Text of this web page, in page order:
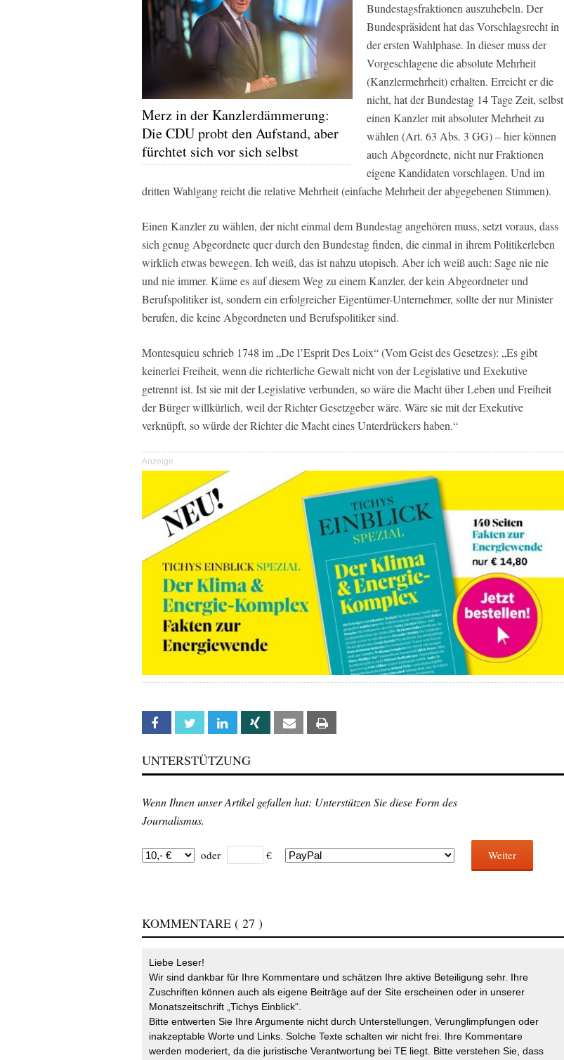
Merz in der Kanzlerdämmerung:
Die CDU probt den Aufstand, aber
fürchtet sich vor sich selbst
Bundestagsfraktionen auszuhebeln. Der
Bundespräsident hat das Vorschlagsrecht in
der ersten Wahlphase. In dieser muss der
Vorgeschlagene die absolute Mehrheit
(Kanzlermehrheit) erhalten. Erreicht er die
nicht, hat der Bundestag 14 Tage Zeit, selbst
einen Kanzler mit absoluter Mehrheit zu
wählen (Art. 63 Abs. 3 GG) – hier können
auch Abgeordnete, nicht nur Fraktionen
eigene Kandidaten vorschlagen. Und im
dritten Wahlgang reicht die relative Mehrheit (einfache Mehrheit der abgegebenen Stimmen).
Einen Kanzler zu wählen, der nicht einmal dem Bundestag angehören muss, setzt voraus, dass
sich genug Abgeordnete quer durch den Bundestag finden, die einmal in ihrem Politikerleben
wirklich etwas bewegen. Ich weiß, das ist nahzu utopisch. Aber ich weiß auch: Sage nie nie
und nie immer. Käme es auf diesem Weg zu einem Kanzler, der kein Abgeordneter und
Berufspolitiker ist, sondern ein erfolgreicher Eigentümer-Unternehmer, sollte der nur Minister
berufen, die keine Abgeordneten und Berufspolitiker sind.
Montesquieu schrieb 1748 im „De l’Esprit Des Loix“ (Vom Geist des Gesetzes): „Es gibt
keinerlei Freiheit, wenn die richterliche Gewalt nicht von der Legislative und Exekutive
getrennt ist. Ist sie mit der Legislative verbunden, so wäre die Macht über Leben und Freiheit
der Bürger willkürlich, weil der Richter Gesetzgeber wäre. Wäre sie mit der Exekutive
verknüpft, so würde der Richter die Macht eines Unterdrückers haben.“
Anzeige
Facebook Twitter Linkedin Xing Email
UNTERSTÜTZUNG
Wenn Ihnen unser Artikel gefallen hat: Unterstützen Sie diese Form des
Journalismus.
oder € Weiter
KOMMENTARE ( 27 )
Liebe Leser!
Wir sind dankbar für Ihre Kommentare und schätzen Ihre aktive Beteiligung sehr. Ihre
Zuschriften können auch als eigene Beiträge auf der Site erscheinen oder in unserer
Monatszeitschrift „Tichys Einblick“.
Bitte entwerten Sie Ihre Argumente nicht durch Unterstellungen, Verunglimpfungen oder
inakzeptable Worte und Links. Solche Texte schalten wir nicht frei. Ihre Kommentare
werden moderiert, da die juristische Verantwortung bei TE liegt. Bitte verstehen Sie, dass